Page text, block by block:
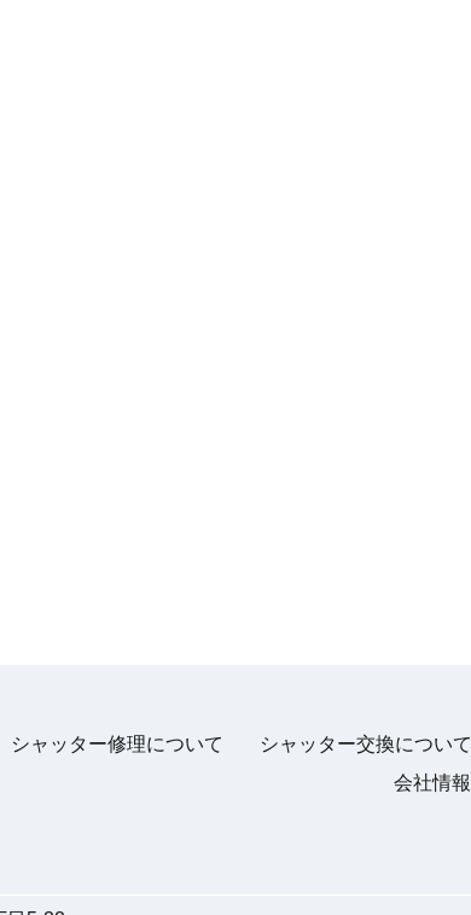
シャッター修理について シャッター交換について
会社情報